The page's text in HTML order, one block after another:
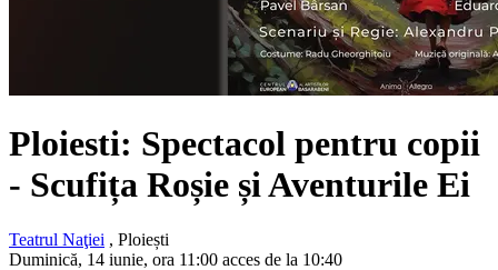
Ploiesti: Spectacol pentru copii
- Scufița Roșie și Aventurile Ei
Teatrul Naţiei , Ploiești
Duminică, 14 iunie, ora 11:00 acces de la 10:40